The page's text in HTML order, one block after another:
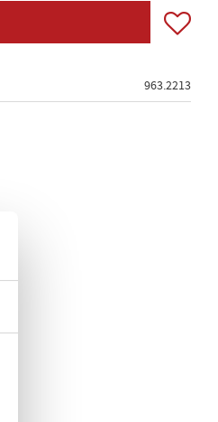
Lägg
963.2213